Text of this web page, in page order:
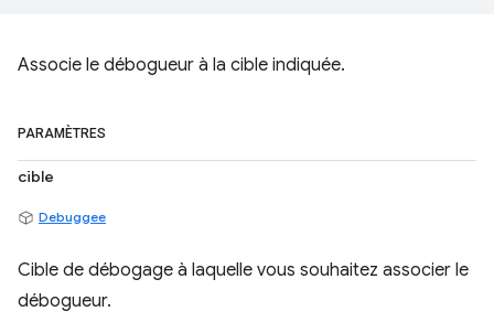
Associe le débogueur à la cible indiquée.
PARAMÈTRES
cible
Debuggee
Cible de débogage à laquelle vous souhaitez associer le
débogueur.